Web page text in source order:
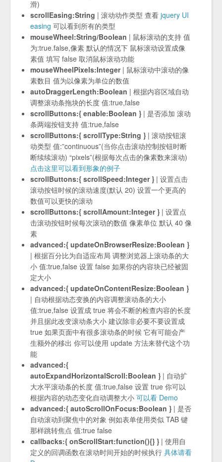
滑)
scrollEasing:String | 滚动动作类型 查看 jquery UI
easing 可以看到所有的类型
mouseWheel:String/Boolean | 鼠标滚动的支持 值
为:true.false,像素 默认的情况下 鼠标滚动设置成像
素值 填写 false 取消鼠标滚动功能
mouseWheelPixels:Integer| 鼠标滚动中滚动的像
素数目 值为以像素为单位的数值
autoDraggerLength:Boolean | 根据内容区域自动
调整滚动条拖块的长度 值:true,false
scrollButtons:{ enable:Boolean } | 是否添加 滚动
条两端按钮支持 值:true,false
scrollButtons:{ scrollType:String } | 滚动按钮滚
动类型 值:”continuous”(当你点击滚动控制按钮时断
断续续滚动) “pixels”(根据每次点击的像素数来滚动)
点击这里可以看到形象的例子
scrollButtons:{ scrollSpeed:Integer } | 设置点击
滚动按钮时候的滚动速度(默认 20) 设置一个更高的
数值可以更快的滚动
scrollButtons:{ scrollAmount:Integer } | 设置点
击滚动按钮时候每次滚动的数值 像素单位 默认 40 像
素
advanced:{ updateOnBrowserResize:Boolean }
| 根据百分比为自适应布局 调整浏览器上滚动条的大
小 值:true,false 设置 false 如果你的内容块已经被固
定大小
advanced:{ updateOnContentResize:Boolean }
| 自动根据动态变换的内容调整滚动条的大小
值:true,false 设置成 true 将会不断的检查内容的长度
并且据此改变滚动条大小 建议除非必要不要设置成
true 如果页面中有很多滚动条的时候 它有可能会产
生额外的移出 你可以使用 update 方法来替代这个功
能
advanced:{
autoExpandHorizontalScroll:Boolean } | 自动扩
大水平滚动条的长度 值:true,false 设置 true 你可以
根据内容的动态变化自动调整大小 可以看 Demo
advanced:{ autoScrollOnFocus:Boolean } | 是否
自动滚动到聚焦中的对象 例如表单使用类似 TAB 键
那样跳转焦点 值:true false
callbacks:{ onScrollStart:function(){} } | 使用自
定义的回调函数在滚动时间开始的时候执行 具体请看